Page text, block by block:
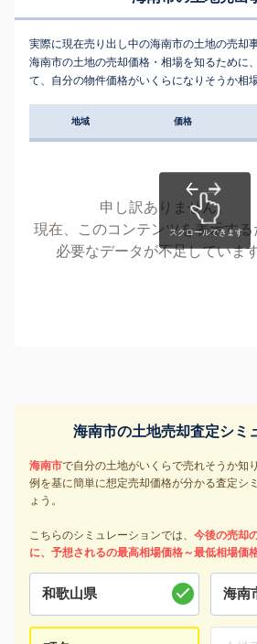
実際に現在売り出し中の海南市の土地の売却
海南市の土地の売却価格・相場を知るために
て、自分の物件価格がいくらになりそうか相
地域 価格
申し訳ありません。
現在、このコンテンツを表示する
必要なデータが不足しています
海南市の土地売却査定シミ
海南市で自分の土地がいくらで売れそうか知
例を基に簡単に想定売却価格が分かる査定シ
ょう。
こちらのシミュレーションでは、 今後の売却
に、予想されるの最高相場価格～最低相場価